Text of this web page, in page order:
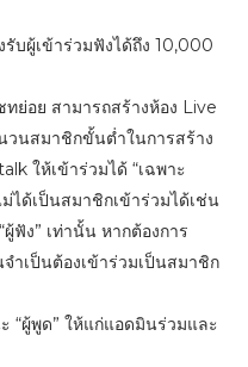
บผู้เข้าร่วมฟังได้ถึง 10,000
ย่อย สามารถสร้างห้อง Live
วนสมาชิกขั้นต่ำในการสร้าง
ให้เข้าร่วมได้ “เฉพาะ
ได้เป็นสมาชิกเข้าร่วมได้เช่น
ฟัง” เท่านั้น หากต้องการ
เป็นต้องเข้าร่วมเป็นสมาชิก
“ผู้พูด” ให้แก่แอดมินร่วมและ